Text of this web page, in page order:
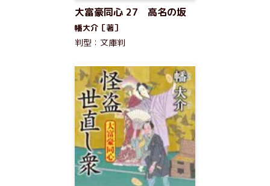
大富豪同心 27 高名の坂
幡大介［著］
判型：文庫判